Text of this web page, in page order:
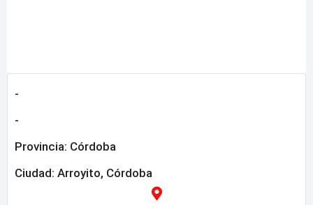
-
-
Provincia: Córdoba
Ciudad: Arroyito, Córdoba